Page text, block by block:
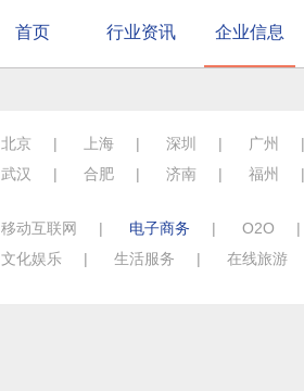
首页 行业资讯 企业信息
北京 | 上海 | 深圳 | 广州
武汉 | 合肥 | 济南 | 福州
移动互联网 | 电子商务 | O2O
|
文化娱乐 | 生活服务 | 在线旅游